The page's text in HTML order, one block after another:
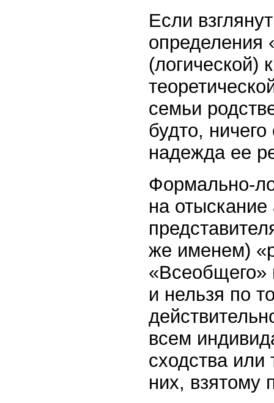
Если
определения
(логической)
семьи
будто,
надежда ее
Формально-
на
же именем)
«Всеобщего»
и нельзя по
всем
сходства или
них, взятому